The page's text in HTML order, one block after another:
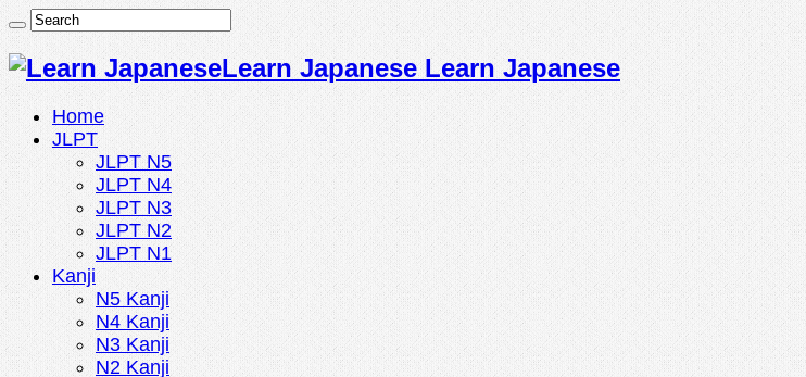
Learn Japanese Learn Japanese
Home
JLPT
JLPT N5
JLPT N4
JLPT N3
JLPT N2
JLPT N1
Kanji
N5 Kanji
N4 Kanji
N3 Kanji
N2 Kanji